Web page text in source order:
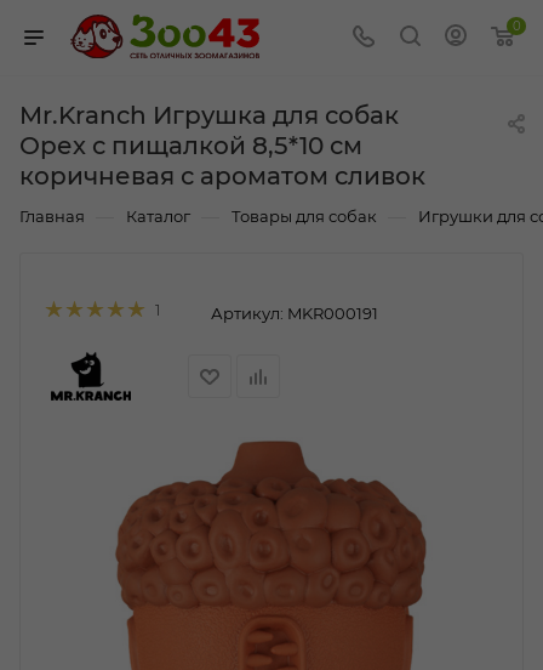
0
Mr.Kranch Игрушка для собак
Орех с пищалкой 8,5*10 см
коричневая с ароматом сливок
Главная Каталог Товары для собак Игрушки для
1 Артикул: MKR000191